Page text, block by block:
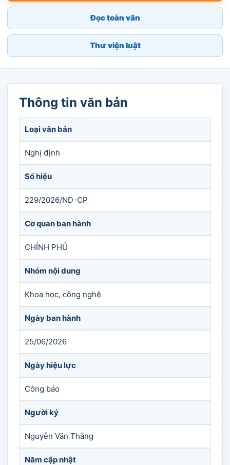
Đọc toàn văn
Thư viện luật
Thông tin văn bản
Loại văn bản
Nghị định
Số hiệu
229/2026/NĐ-CP
Cơ quan ban hành
CHÍNH PHỦ
Nhóm nội dung
Khoa học, công nghệ
Ngày ban hành
25/06/2026
Ngày hiệu lực
Công báo
Người ký
Nguyễn Văn Thắng
Năm cập nhật